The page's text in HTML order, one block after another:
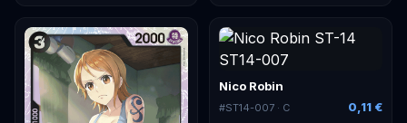
Nico Robin
#ST14-007 · C 0,11 €